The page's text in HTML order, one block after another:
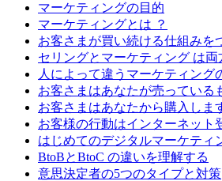
マーケティングの目的
マーケティングとは ？
お客さまが買い続ける仕組みを
セリングとマーケティング は両
人によって違うマーケティング
お客さまはあなたが売っている
お客さまはあなたから購入しま
お客様の行動はインターネット
はじめてのデジタルマーケティ
BtoBとBtoC の違いを理解する
意思決定者の5つのタイプと対策